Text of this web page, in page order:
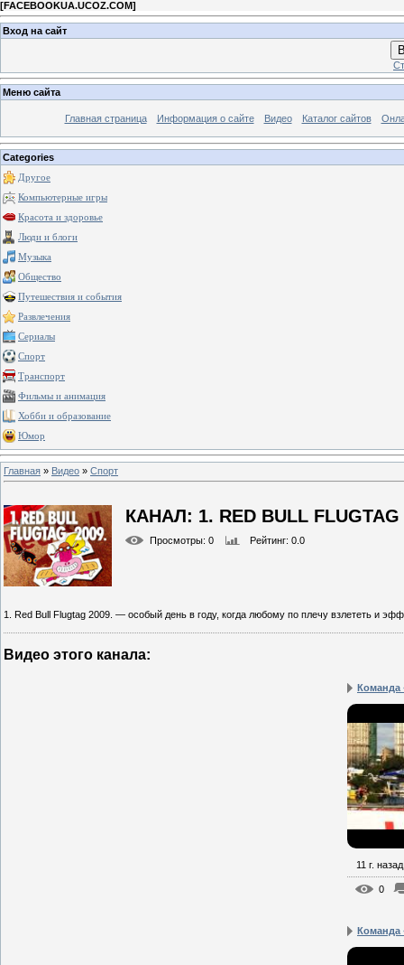
[FACEBOOKUA.UCOZ.COM]
Вход на сайт
Меню сайта
Главная страница Информация о сайте Видео Каталог сайтов
Categories
Другое
Компьютерные игры
Красота и здоровье
Люди и блоги
Музыка
Общество
Путешествия и события
Развлечения
Сериалы
Спорт
Транспорт
Фильмы и анимация
Хобби и образование
Юмор
Главная » Видео » Спорт
КАНАЛ: 1. RED BULL FLUGTAG
Просмотры: 0 Рейтинг: 0.0
1. Red Bull Flugtag 2009. — особый день в году, когда любому по плечу взлететь и
Видео этого канала:
Команда
11 г. назад
0
Команда